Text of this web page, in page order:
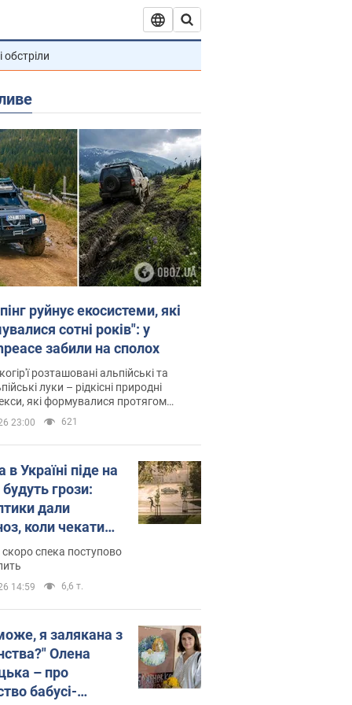
обстріли
руйнує екосистеми, які
сотні років": у
забили на сполох
розташовані альпійські та
луки – рідкісні природні
які формувалися протягом
23:00 621
в Україні піде на
грози:
дали
коли чекати
погоди
скоро спека поступово
14:59 6,6 т.
я залякана з
Олена
– про
бабусі-